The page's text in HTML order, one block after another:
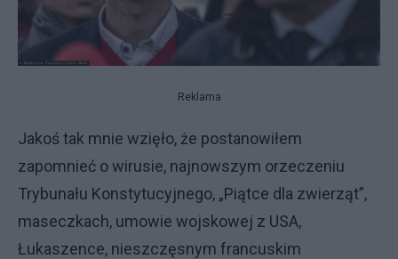
Reklama
Jakoś tak mnie wzięło, że postanowiłem
zapomnieć o wirusie, najnowszym orzeczeniu
Trybunału Konstytucyjnego, „Piątce dla zwierząt”,
maseczkach, umowie wojskowej z USA,
Łukaszence, nieszczęsnym francuskim